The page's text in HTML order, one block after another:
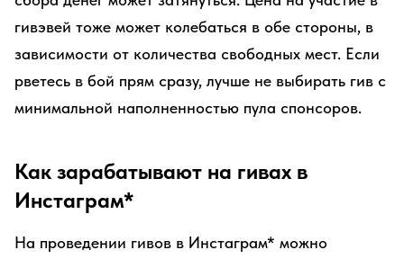
гивэвей тоже может колебаться в обе стороны, в
зависимости от количества свободных мест. Если
рветесь в бой прям сразу, лучше не выбирать гив с
минимальной наполненностью пула спонсоров.
Как зарабатывают на гивах в
Инстаграм*
На проведении гивов в Инстаграм* можно